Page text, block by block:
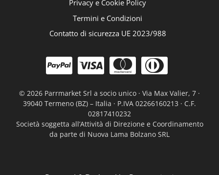
Privacy e Cookie Policy
Termini e Condizioni
Contatto di sicurezza UE 2023/988
© 2026 Parrmarket Srl a socio unico · Via Max Valier, 7 ·
39040 Termeno (BZ) – Italia · P.IVA 02266160213 · C.F.
02817410232
Società soggetta all’Attività di Direzione e Coordinamento
da parte di Nuova Lama Bolzano SRL